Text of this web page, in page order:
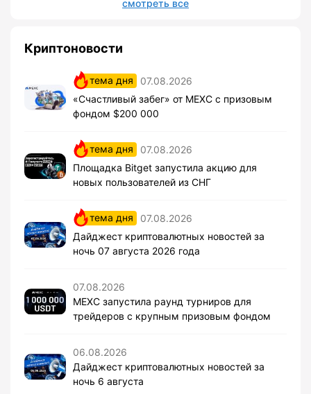
смотреть все
Криптоновости
тема дня
07.08.2026
«Счастливый забег» от MEXC с призовым
фондом $200 000
тема дня
07.08.2026
Площадка Bitget запустила акцию для
новых пользователей из СНГ
тема дня
07.08.2026
Дайджест криптовалютных новостей за
ночь 07 августа 2026 года
07.08.2026
MEXC запустила раунд турниров для
трейдеров с крупным призовым фондом
06.08.2026
Дайджест криптовалютных новостей за
ночь 6 августа